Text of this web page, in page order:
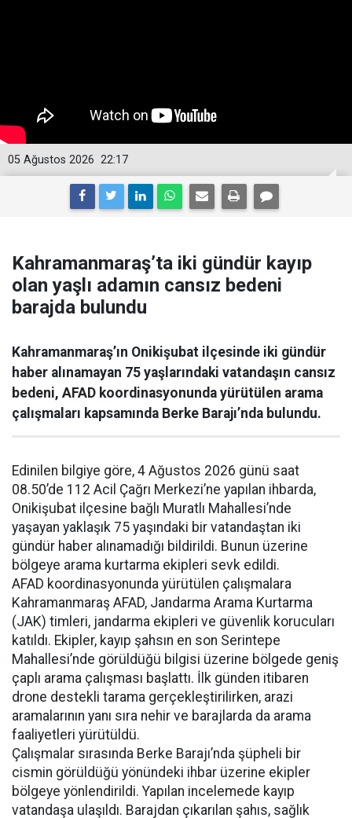
22:17
05 Ağustos 2026
Kahramanmaraş’ta iki gündür kayıp
olan yaşlı adamın cansız bedeni
barajda bulundu
Kahramanmaraş’ın Onikişubat ilçesinde iki gündür
haber alınamayan 75 yaşlarındaki vatandaşın cansız
bedeni, AFAD koordinasyonunda yürütülen arama
çalışmaları kapsamında Berke Barajı’nda bulundu.
Edinilen bilgiye göre, 4 Ağustos 2026 günü saat
08.50’de 112 Acil Çağrı Merkezi’ne yapılan ihbarda,
Onikişubat ilçesine bağlı Muratlı Mahallesi’nde
yaşayan yaklaşık 75 yaşındaki bir vatandaştan iki
gündür haber alınamadığı bildirildi. Bunun üzerine
bölgeye arama kurtarma ekipleri sevk edildi.
AFAD koordinasyonunda yürütülen çalışmalara
Kahramanmaraş AFAD, Jandarma Arama Kurtarma
(JAK) timleri, jandarma ekipleri ve güvenlik korucuları
katıldı. Ekipler, kayıp şahsın en son Serintepe
Mahallesi’nde görüldüğü bilgisi üzerine bölgede geniş
çaplı arama çalışması başlattı. İlk günden itibaren
drone destekli tarama gerçekleştirilirken, arazi
aramalarının yanı sıra nehir ve barajlarda da arama
faaliyetleri yürütüldü.
Çalışmalar sırasında Berke Barajı’nda şüpheli bir
cismin görüldüğü yönündeki ihbar üzerine ekipler
bölgeye yönlendirildi. Yapılan incelemede kayıp
vatandaşa ulaşıldı. Barajdan çıkarılan şahıs, sağlık